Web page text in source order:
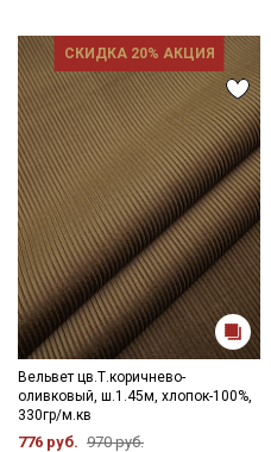
СКИДКА 20% АКЦИЯ
Вельвет цв.Т.коричнево-
оливковый, ш.1.45м, хлопок-100%,
330гр/м.кв
776 руб. 970 руб.